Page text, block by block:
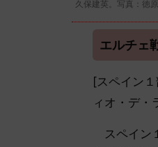
久保建英。写真：徳
エルチェ
[スペイン
ィオ・デ・
スペイン